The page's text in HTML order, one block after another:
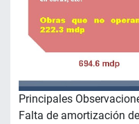
Principales
Falta de amortización